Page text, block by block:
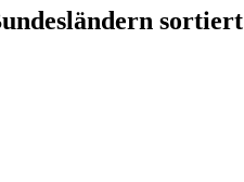
sortiert